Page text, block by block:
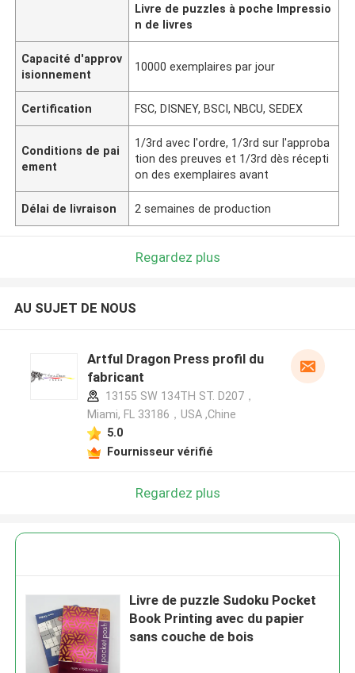
Livre de puzzles à poche Impressio
n de livres
Capacité d'approv
isionnement
10000 exemplaires par jour
Certification FSC, DISNEY, BSCI, NBCU, SEDEX
Conditions de pai
ement
1/3rd avec l'ordre, 1/3rd sur l'approba
tion des preuves et 1/3rd dès récepti
on des exemplaires avant
Délai de livraison 2 semaines de production
Regardez plus
AU SUJET DE NOUS
Artful Dragon Press profil du
fabricant
13155 SW 134TH ST. D207，
Miami, FL 33186，USA ,Chine
5.0
Fournisseur vérifié
Regardez plus
Livre de puzzle Sudoku Pocket
Book Printing avec du papier
sans couche de bois